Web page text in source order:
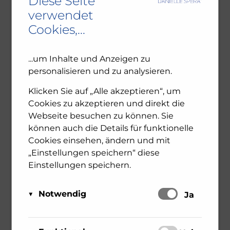
Gespräch über Zeitgeist,
Antisemitismus und linke
Mythen
28. Feber 2025 Bildung
Am 26. Februar fand auf der TriBühne Lehen
die Präsentation des neuen Buches von Karl-
Markus Gauß statt – ein Buch, das aktueller
kaum sein könnte. Unter dem Eindruck des
Massakers vom 7. Oktober 2023 setzt sich Gauß
mit der gesellschaftlichen und po ...
mehr erfahren
verwendet
Cookies,...
...um Inhalte und Anzeigen zu
personalisieren und zu analysieren.
Klicken Sie auf „Alle akzeptieren“, um
Cookies zu akzeptieren und direkt die
Webseite besuchen zu können. Sie
können auch die Details für funktionelle
Cookies einsehen, ändern und mit
„Einstellungen speichern“ diese
Einstellungen speichern.
Notwendig Schalten
Ja
Diese Cookies sind für das Funktionieren der